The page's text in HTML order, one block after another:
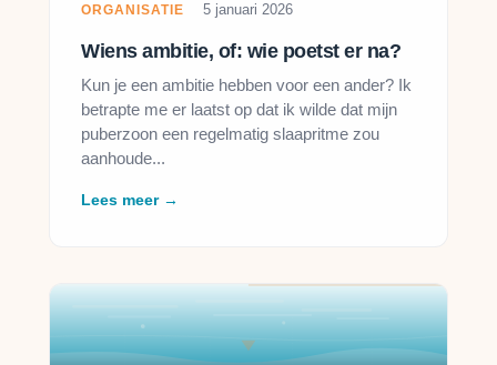
ORGANISATIE 5 januari 2026
Wiens ambitie, of: wie poetst er na?
Kun je een ambitie hebben voor een ander? Ik
betrapte me er laatst op dat ik wilde dat mijn
puberzoon een regelmatig slaapritme zou
aanhoude...
Lees meer →